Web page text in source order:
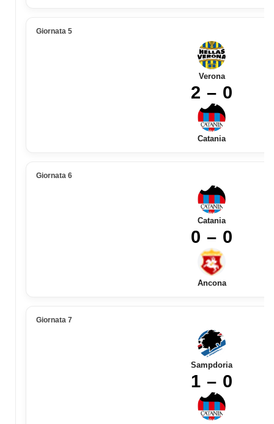
Giornata 5
Verona
2 – 0
Catania
Giornata 6
Catania
0 – 0
Ancona
Giornata 7
Sampdoria
1 – 0